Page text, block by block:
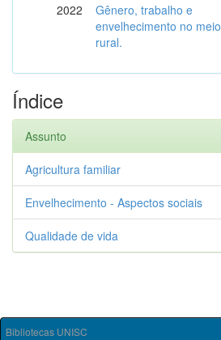
2022
Gênero, trabalho e
envelhecimento no meio
rural.
Índice
Assunto
Agricultura familiar
Envelhecimento - Aspectos sociais
Qualidade de vida
Bibliotecas UNISC